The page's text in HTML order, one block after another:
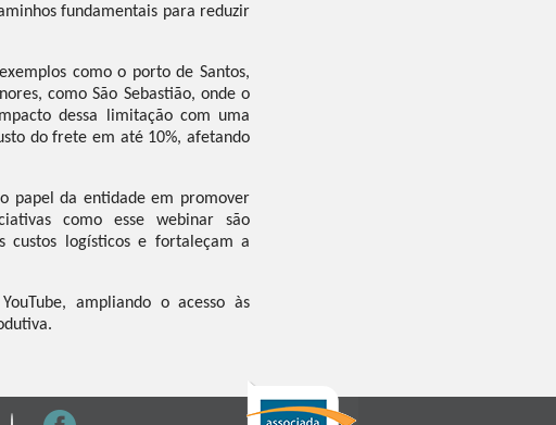
fundamentais para reduzir
como o porto de Santos,
como São Sebastião, onde o
dessa limitação com uma
do frete em até 10%, afetando
papel da entidade em promover
como esse webinar são
custos logísticos e fortaleçam a
ampliando o acesso às